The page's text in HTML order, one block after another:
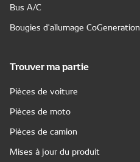
Bus A/C
Bougies d'allumage CoGeneration
Trouver ma partie
Pièces de voiture
Pièces de moto
Pièces de camion
Mises à jour du produit